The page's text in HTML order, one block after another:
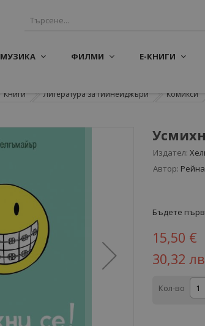
МУЗИКА ФИЛМИ Е-КНИГИ
Книги Литература за тийнейджъри Комикси
Издател:
Автор:
Бъдете
15,50 €
30,32
Кол-во